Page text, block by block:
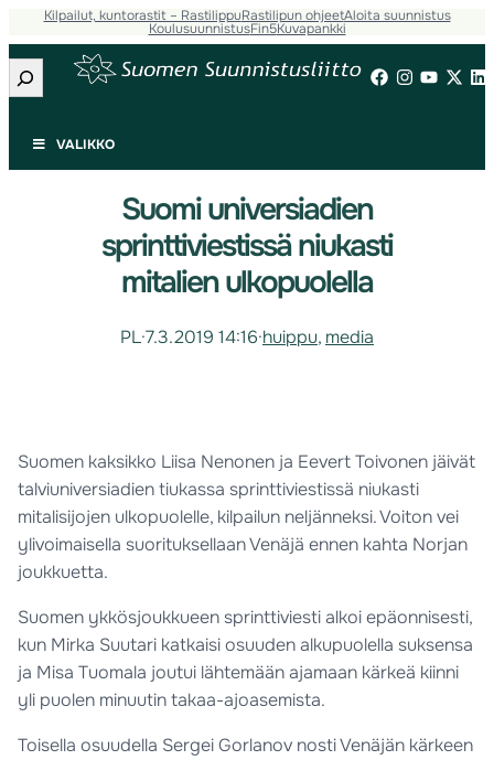
Kilpailut, kuntorastit – RastilippuRastilipun ohjeetAloita suunnistus
KoulusuunnistusFin5Kuvapankki
Etsi
VALIKKO
Suomi universiadien
sprinttiviestissä niukasti
mitalien ulkopuolella
PL·7.3.2019 14:16·huippu, media
Suomen kaksikko Liisa Nenonen ja Eevert Toivonen jäivät
talviuniversiadien tiukassa sprinttiviestissä niukasti
mitalisijojen ulkopuolelle, kilpailun neljänneksi. Voiton vei
ylivoimaisella suorituksellaan Venäjä ennen kahta Norjan
joukkuetta.
Suomen ykkösjoukkueen sprinttiviesti alkoi epäonnisesti,
kun Mirka Suutari katkaisi osuuden alkupuolella suksensa
ja Misa Tuomala joutui lähtemään ajamaan kärkeä kiinni
yli puolen minuutin takaa-ajoasemista.
Toisella osuudella Sergei Gorlanov nosti Venäjän kärkeen